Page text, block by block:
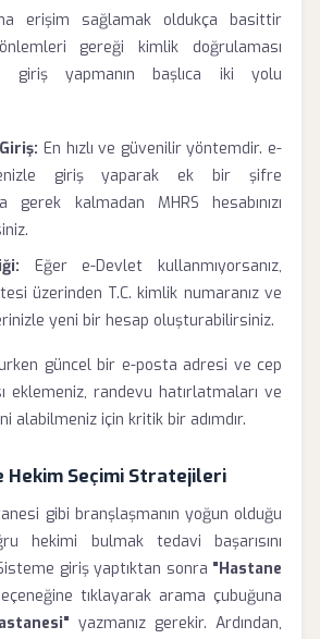
erişim sağlamak oldukça basittir
gereği kimlik doğrulaması
giriş yapmanın başlıca iki yolu
En hızlı ve güvenilir yöntemdir. e-
giriş yaparak ek bir şifre
gerek kalmadan MHRS hesabınızı
Eğer e-Devlet kullanmıyorsanız,
üzerinden T.C. kimlik numaranız ve
yeni bir hesap oluşturabilirsiniz.
güncel bir e-posta adresi ve cep
eklemeniz, randevu hatırlatmaları ve
alabilmeniz için kritik bir adımdır.
Hekim Seçimi Stratejileri
gibi branşlaşmanın yoğun olduğu
hekimi bulmak tedavi başarısını
giriş yaptıktan sonra "Hastane
tıklayarak arama çubuğuna
yazmanız gerekir. Ardından,